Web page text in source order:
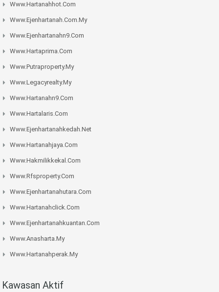
Www.hartanahhot.com
Www.ejenhartanah.com.my
Www.ejenhartanahn9.com
Www.hartaprima.com
Www.putraproperty.my
Www.legacyrealty.my
Www.hartanahn9.com
Www.hartalaris.com
Www.ejenhartanahkedah.net
Www.hartanahjaya.com
Www.hakmilikkekal.com
Www.rfsproperty.com
Www.ejenhartanahutara.com
Www.hartanahclick.com
Www.ejenhartanahkuantan.com
Www.anasharta.my
Www.hartanahperak.my
Kawasan Aktif